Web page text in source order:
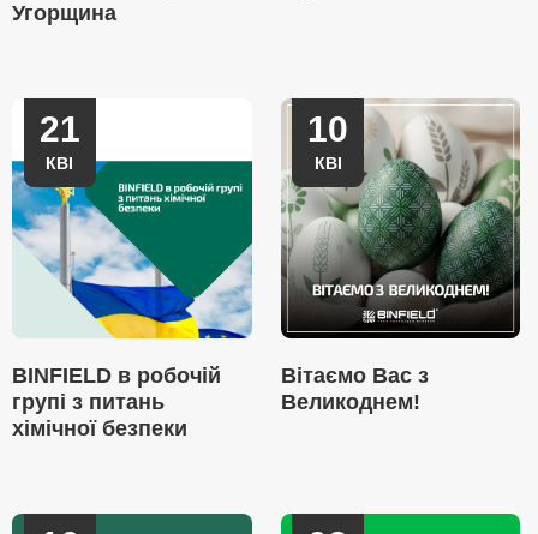
Угорщина
21
КВІ
BINFIELD в робочій
групі з питань
хімічної безпеки
10
КВІ
Вітаємо Вас з
Великоднем!